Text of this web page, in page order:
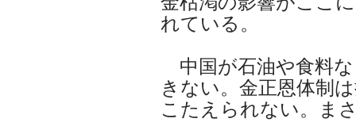
れている。
中国が石油や食料
きない。金正恩体制
こたえられない。ま